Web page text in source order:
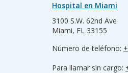
Hospital en Miami
3100 S.W. 62nd Ave
Miami, FL 33155
Número de teléfono:
Para llamar sin cargo: